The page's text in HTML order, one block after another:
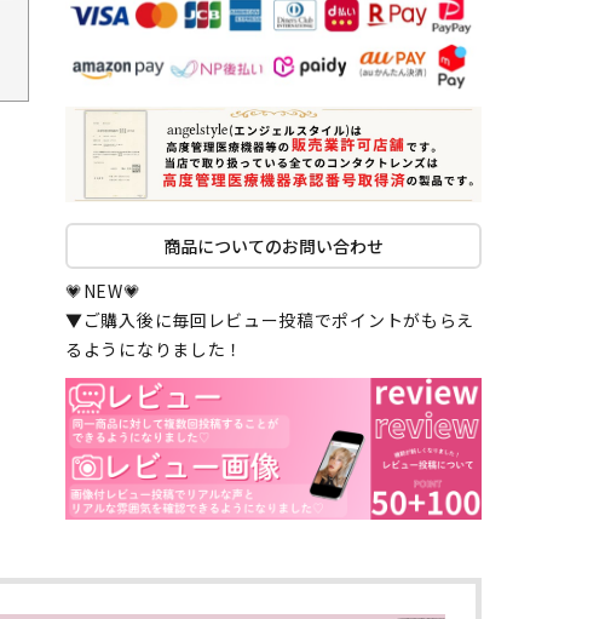
商品についてのお問い合わせ
💗NEW💗
▼ご購入後に毎回レビュー投稿でポイントがもらえ
るようになりました！